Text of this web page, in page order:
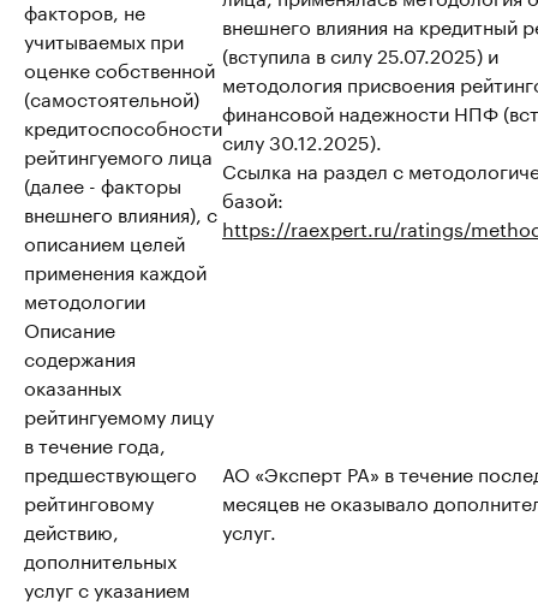
факторов, не
учитываемых при
оценке собственной
(самостоятельной)
кредитоспособности
рейтингуемого лица
(далее - факторы
внешнего влияния), с
описанием целей
применения каждой
методологии
внешнего влияния на кредитный
(вступила в силу 25.07.2025) и
методология присвоения
финансовой надежности НПФ
силу 30.12.2025).
Ссылка на раздел с
базой:
https://raexpert.ru/ratings/
Описание
содержания
оказанных
рейтингуемому лицу
в течение года,
предшествующего
рейтинговому
действию,
дополнительных
услуг с указанием
АО «Эксперт РА» в течение
месяцев не оказывало
услуг.